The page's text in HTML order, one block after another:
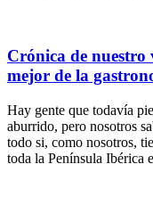
Crónica de nuestro
mejor de la
Hay gente que todavía
aburrido, pero nosotros
todo si, como nosotros,
toda la Península Ibérica